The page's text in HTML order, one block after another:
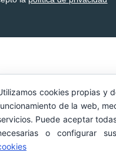
cookies propias y
de la web,
Puede aceptar
o configurar